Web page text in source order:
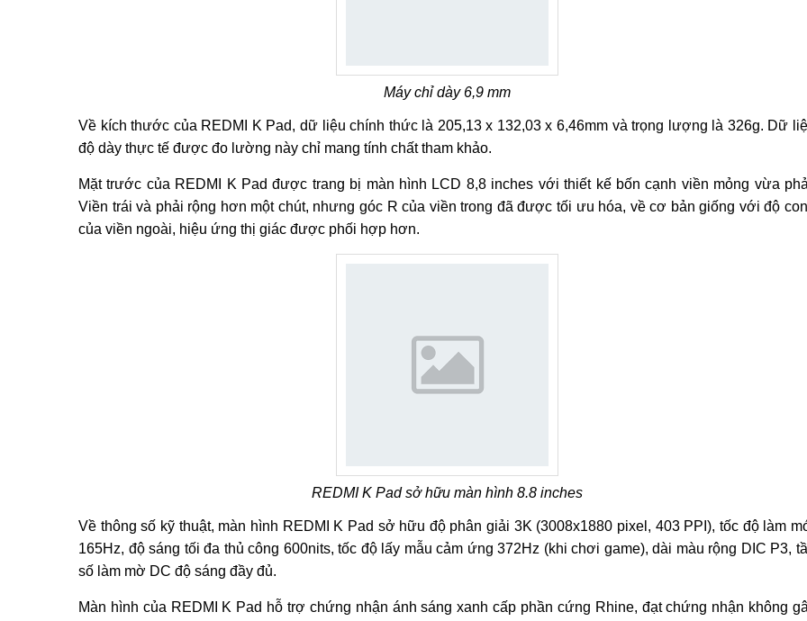
Máy chỉ dày 6,9 mm
Về kích thước của REDMI K Pad, dữ liệu chính thức là 205,13 x 132,03 x 6,46mm và trọng lượng là 326g. Dữ
độ dày thực tế được đo lường này chỉ mang tính chất tham khảo.
Mặt trước của REDMI K Pad được trang bị màn hình LCD 8,8 inches với thiết kế bốn cạnh viền mỏng vừa
Viền trái và phải rộng hơn một chút, nhưng góc R của viền trong đã được tối ưu hóa, về cơ bản giống với độ
của viền ngoài, hiệu ứng thị giác được phối hợp hơn.
REDMI K Pad sở hữu màn hình 8.8 inches
Về thông số kỹ thuật, màn hình REDMI K Pad sở hữu độ phân giải 3K (3008x1880 pixel, 403 PPI), tốc độ làm
165Hz, độ sáng tối đa thủ công 600nits, tốc độ lấy mẫu cảm ứng 372Hz (khi chơi game), dài màu rộng DIC P3,
số làm mờ DC độ sáng đầy đủ.
Màn hình của REDMI K Pad hỗ trợ chứng nhận ánh sáng xanh cấp phần cứng Rhine, đạt chứng nhận không